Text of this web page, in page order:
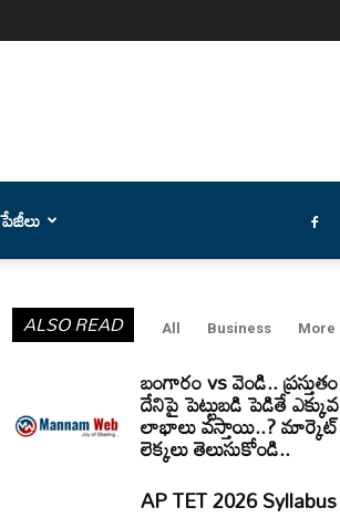
పేజీలు
ALSO READ All Business More
బంగారం vs వెండి.. ప్రస్తుతం
దేనిపై పెట్టుబడి పెడితే ఎక్కువ
లాభాలు వస్తాయి..? మార్కెట్
లెక్కలు తెలుసుకోండి..
AP TET 2026 Syllabus